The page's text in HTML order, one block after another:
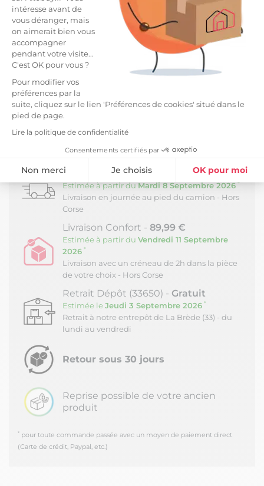
intéresse avant de
vous déranger, mais
on aimerait bien vous
accompagner
pendant votre visite...
C'est OK pour vous ?
Pour modifier vos
préférences par la
suite, cliquez sur le lien 'Préférences de cookies' situé dans le
pied de page.
Lire la politique de confidentialité
Consentements certifiés par
Non merci Je choisis OK pour moi
Axeptio consent
Plateforme de Gestion du Consentement : Personnalisez vos
Notre plateforme vous permet d'adapter et de gérer vos
l'esthétique.
Bien plus qu'un simple cadre de lit, c'est une
véritable unité de rangement architecturale conçue
pour simplifier votre quotidien. Sommier et matelas
non fournis.
Structure en Panneau de particules - Revêtement
en Mélaminé -
LIVRAISON ET RETOURS
Livraison Standard -
Estimée à partir duMardi 8 Septembre 2026 *
Livraison en journée au pied du camion - Hors
Corse
Livraison Confort - 89,99 €
Estimée à partir du Vendredi 11 Septembre
2026 *
Livraison avec un créneau de 2h dans la pièce
de votre choix - Hors Corse
Retrait Dépôt (33650) - Gratuit
Estimée le Jeudi 3 Septembre 2026 *
Retrait à notre entrepôt de La Brède (33) - du
lundi au vendredi
Retour sous 30 jours
Reprise possible de votre ancien
produit
* pour toute commande passée avec un moyen de paiement direct
(Carte de crédit, Paypal, etc.)